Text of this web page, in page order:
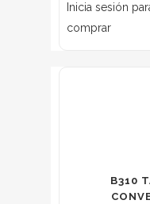
Inicia sesión
comprar
B310